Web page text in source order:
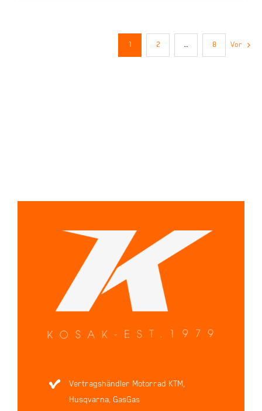
1 2 … 8 Vor
Vertragshändler Motorrad KTM,
Husqvarna, GasGas